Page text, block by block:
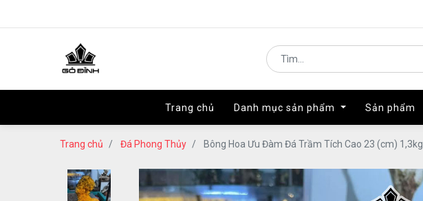
Trang chủ Danh mục sản phẩm Sản phẩm
Trang chủ Danh mục sản phẩm Sản phẩm
Trang chủ Đá Phong Thủy Bông Hoa Ưu Đàm Đá Trầm Tích Cao 23 (cm) 1,3kg